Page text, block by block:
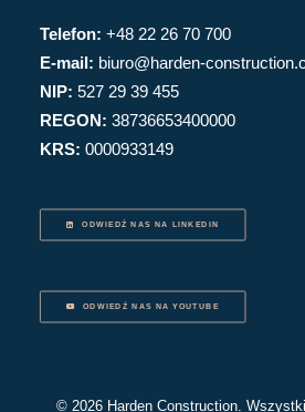
Telefon: +48 22 26 70 700
E-mail: biuro@harden-
NIP: 527 29 39 455
REGON: 38736653400000
KRS: 0000933149
ODWIEDŹ NAS NA LINKEDIN
ODWIEDŹ NAS NA YOUTUBE
© 2026 Harden Construction.